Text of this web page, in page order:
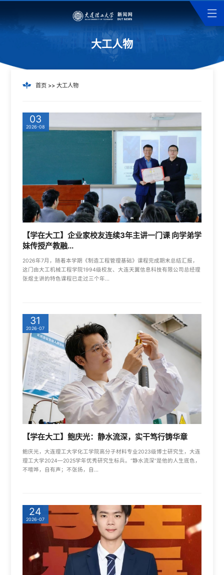
大工人物
首页>> 大工人物
03
2026-08
【学在大工】企业家校友连续3年主讲一门课 向学弟学
妹传授产教融...
2026年7月，随着本学期《制造工程管理基础》课程完成期末总结汇报，
这门由大工机械工程学院1994级校友、大连天翼信息科技有限公司总经理
张煜主讲的特色课程已走过三个年...
31
2026-07
【学在大工】鲍庆光：静水流深，实干笃行铸华章
鲍庆光，大连理工大学化工学院高分子材料专业2023级博士研究生，大连
理工大学2024—2025学年优秀研究生标兵。“静水流深”是他的人生底色，
不喧哗，自有声；不张扬，自...
24
2026-07